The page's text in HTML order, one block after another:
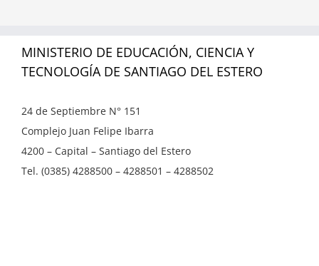
MINISTERIO DE EDUCACIÓN, CIENCIA Y
TECNOLOGÍA DE SANTIAGO DEL ESTERO
24 de Septiembre N° 151
Complejo Juan Felipe Ibarra
4200 – Capital – Santiago del Estero
Tel. (0385) 4288500 – 4288501 – 4288502